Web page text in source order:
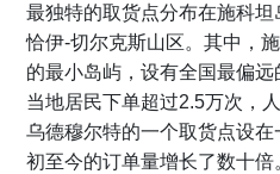
最独特的取货点分布在施科
恰伊-切尔克斯山区。其中，
的最小岛屿，设有全国最偏远
当地居民下单超过2.5万次，
乌德穆尔特的一个取货点设
初至今的订单量增长了数十倍